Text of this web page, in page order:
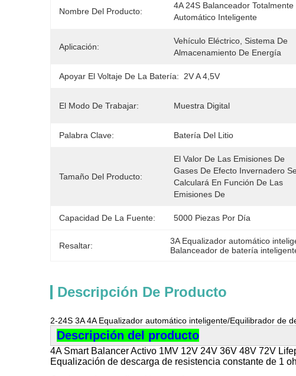
Nombre Del Producto:
4A 24S Balanceador Totalmente
Automático Inteligente
Aplicación:
Vehículo Eléctrico, Sistema De
Almacenamiento De Energía
Apoyar El Voltaje De La Batería: 2V A 4,5V
El Modo De Trabajar: Muestra Digital
Palabra Clave: Batería Del Litio
Tamaño Del Producto:
El Valor De Las Emisiones De
Gases De Efecto Invernadero
Calculará En Función De Las
Emisiones De
Capacidad De La Fuente: 5000 Piezas Por Día
Resaltar: 3A Equalizador automático
Balanceador de batería
Descripción De Producto
2-24S 3A 4A Equalizador automático inteligente/Equilibrador de
Descripción del producto
4A Smart Balancer Activo 1MV 12V 24V 36V 48V 72V
Equalización de descarga de resistencia constante de 1